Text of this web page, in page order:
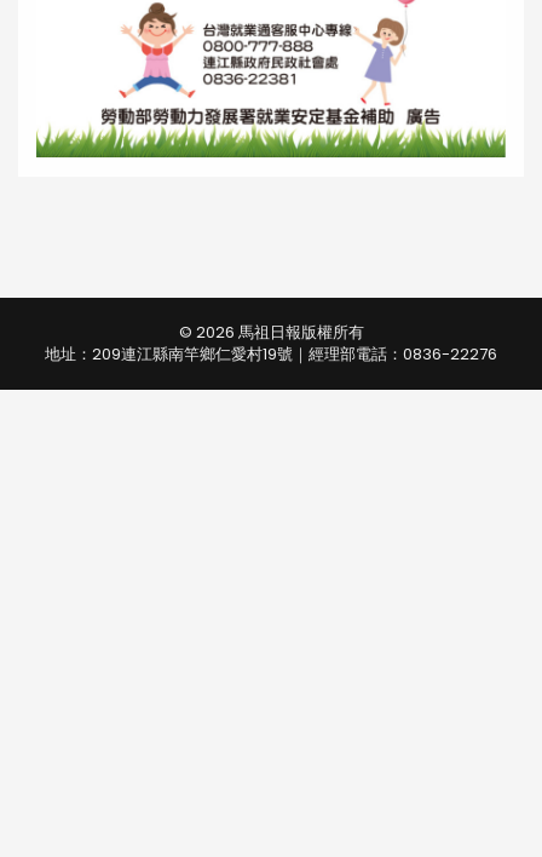
© 2026 馬祖日報版權所有
地址：209連江縣南竿鄉仁愛村19號｜經理部電話：0836-22276